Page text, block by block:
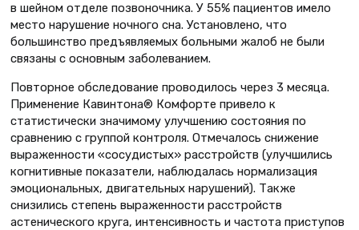
в шейном отделе позвоночника. У 55% пациентов имело
место нарушение ночного сна. Установлено, что
большинство предъявляемых больными жалоб не были
связаны с основным заболеванием.
Повторное обследование проводилось через 3 месяца.
Применение Кавинтона® Комфорте привело к
статистически значимому улучшению состояния по
сравнению с группой контроля. Отмечалось снижение
выраженности «сосудистых» расстройств (улучшились
когнитивные показатели, наблюдалась нормализация
эмоциональных, двигательных нарушений). Также
снизились степень выраженности расстройств
астенического круга, интенсивность и частота приступов